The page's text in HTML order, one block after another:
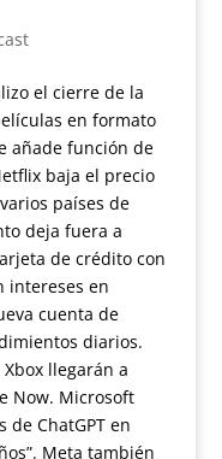
el cierre de la
en formato
añade función de
baja el precio
países de
deja fuera a
de crédito con
intereses en
cuenta de
diarios.
llegarán a
Now. Microsoft
ChatGPT en
Meta también